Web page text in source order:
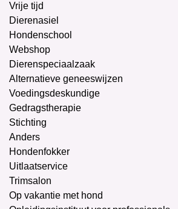
Vrije tijd
Dierenasiel
Hondenschool
Webshop
Dierenspeciaalzaak
Alternatieve geneeswijzen
Voedingsdeskundige
Gedragstherapie
Stichting
Anders
Hondenfokker
Uitlaatservice
Trimsalon
Op vakantie met hond